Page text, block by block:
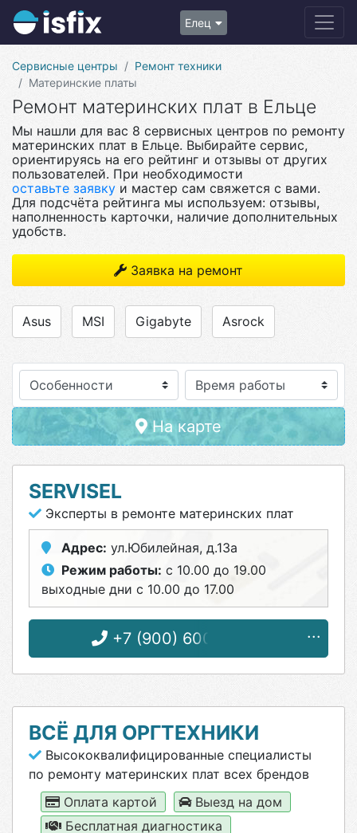
Елец
Сервисные центры
Ремонт техники
Материнские платы
Ремонт материнских плат в Ельце
Мы нашли для вас 8 сервисных центров по ремонту
материнских плат в Ельце. Выбирайте сервис,
ориентируясь на его рейтинг и отзывы от других
пользователей. При необходимости
оставьте заявку и мастер сам свяжется с вами.
Для подсчёта рейтинга мы используем: отзывы,
наполненность карточки, наличие дополнительных
удобств.
Заявка на ремонт
Asus MSI Gigabyte Asrock
Особенности
На карте
SERVISEL
Эксперты в ремонте материнских плат
Адрес: ул.Юбилейная, д.13а
Режим работы: с 10.00 до 19.00
выходные дни с 10.00 до 17.00
+7 (900) 600-96-55
ВСЁ ДЛЯ ОРГТЕХНИКИ
Высококвалифицированные специалисты
по ремонту материнских плат всех брендов
Оплата картой
Выезд на дом
Бесплатная диагностика